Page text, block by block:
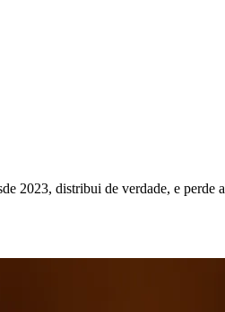
2023, distribui de verdade, e perde